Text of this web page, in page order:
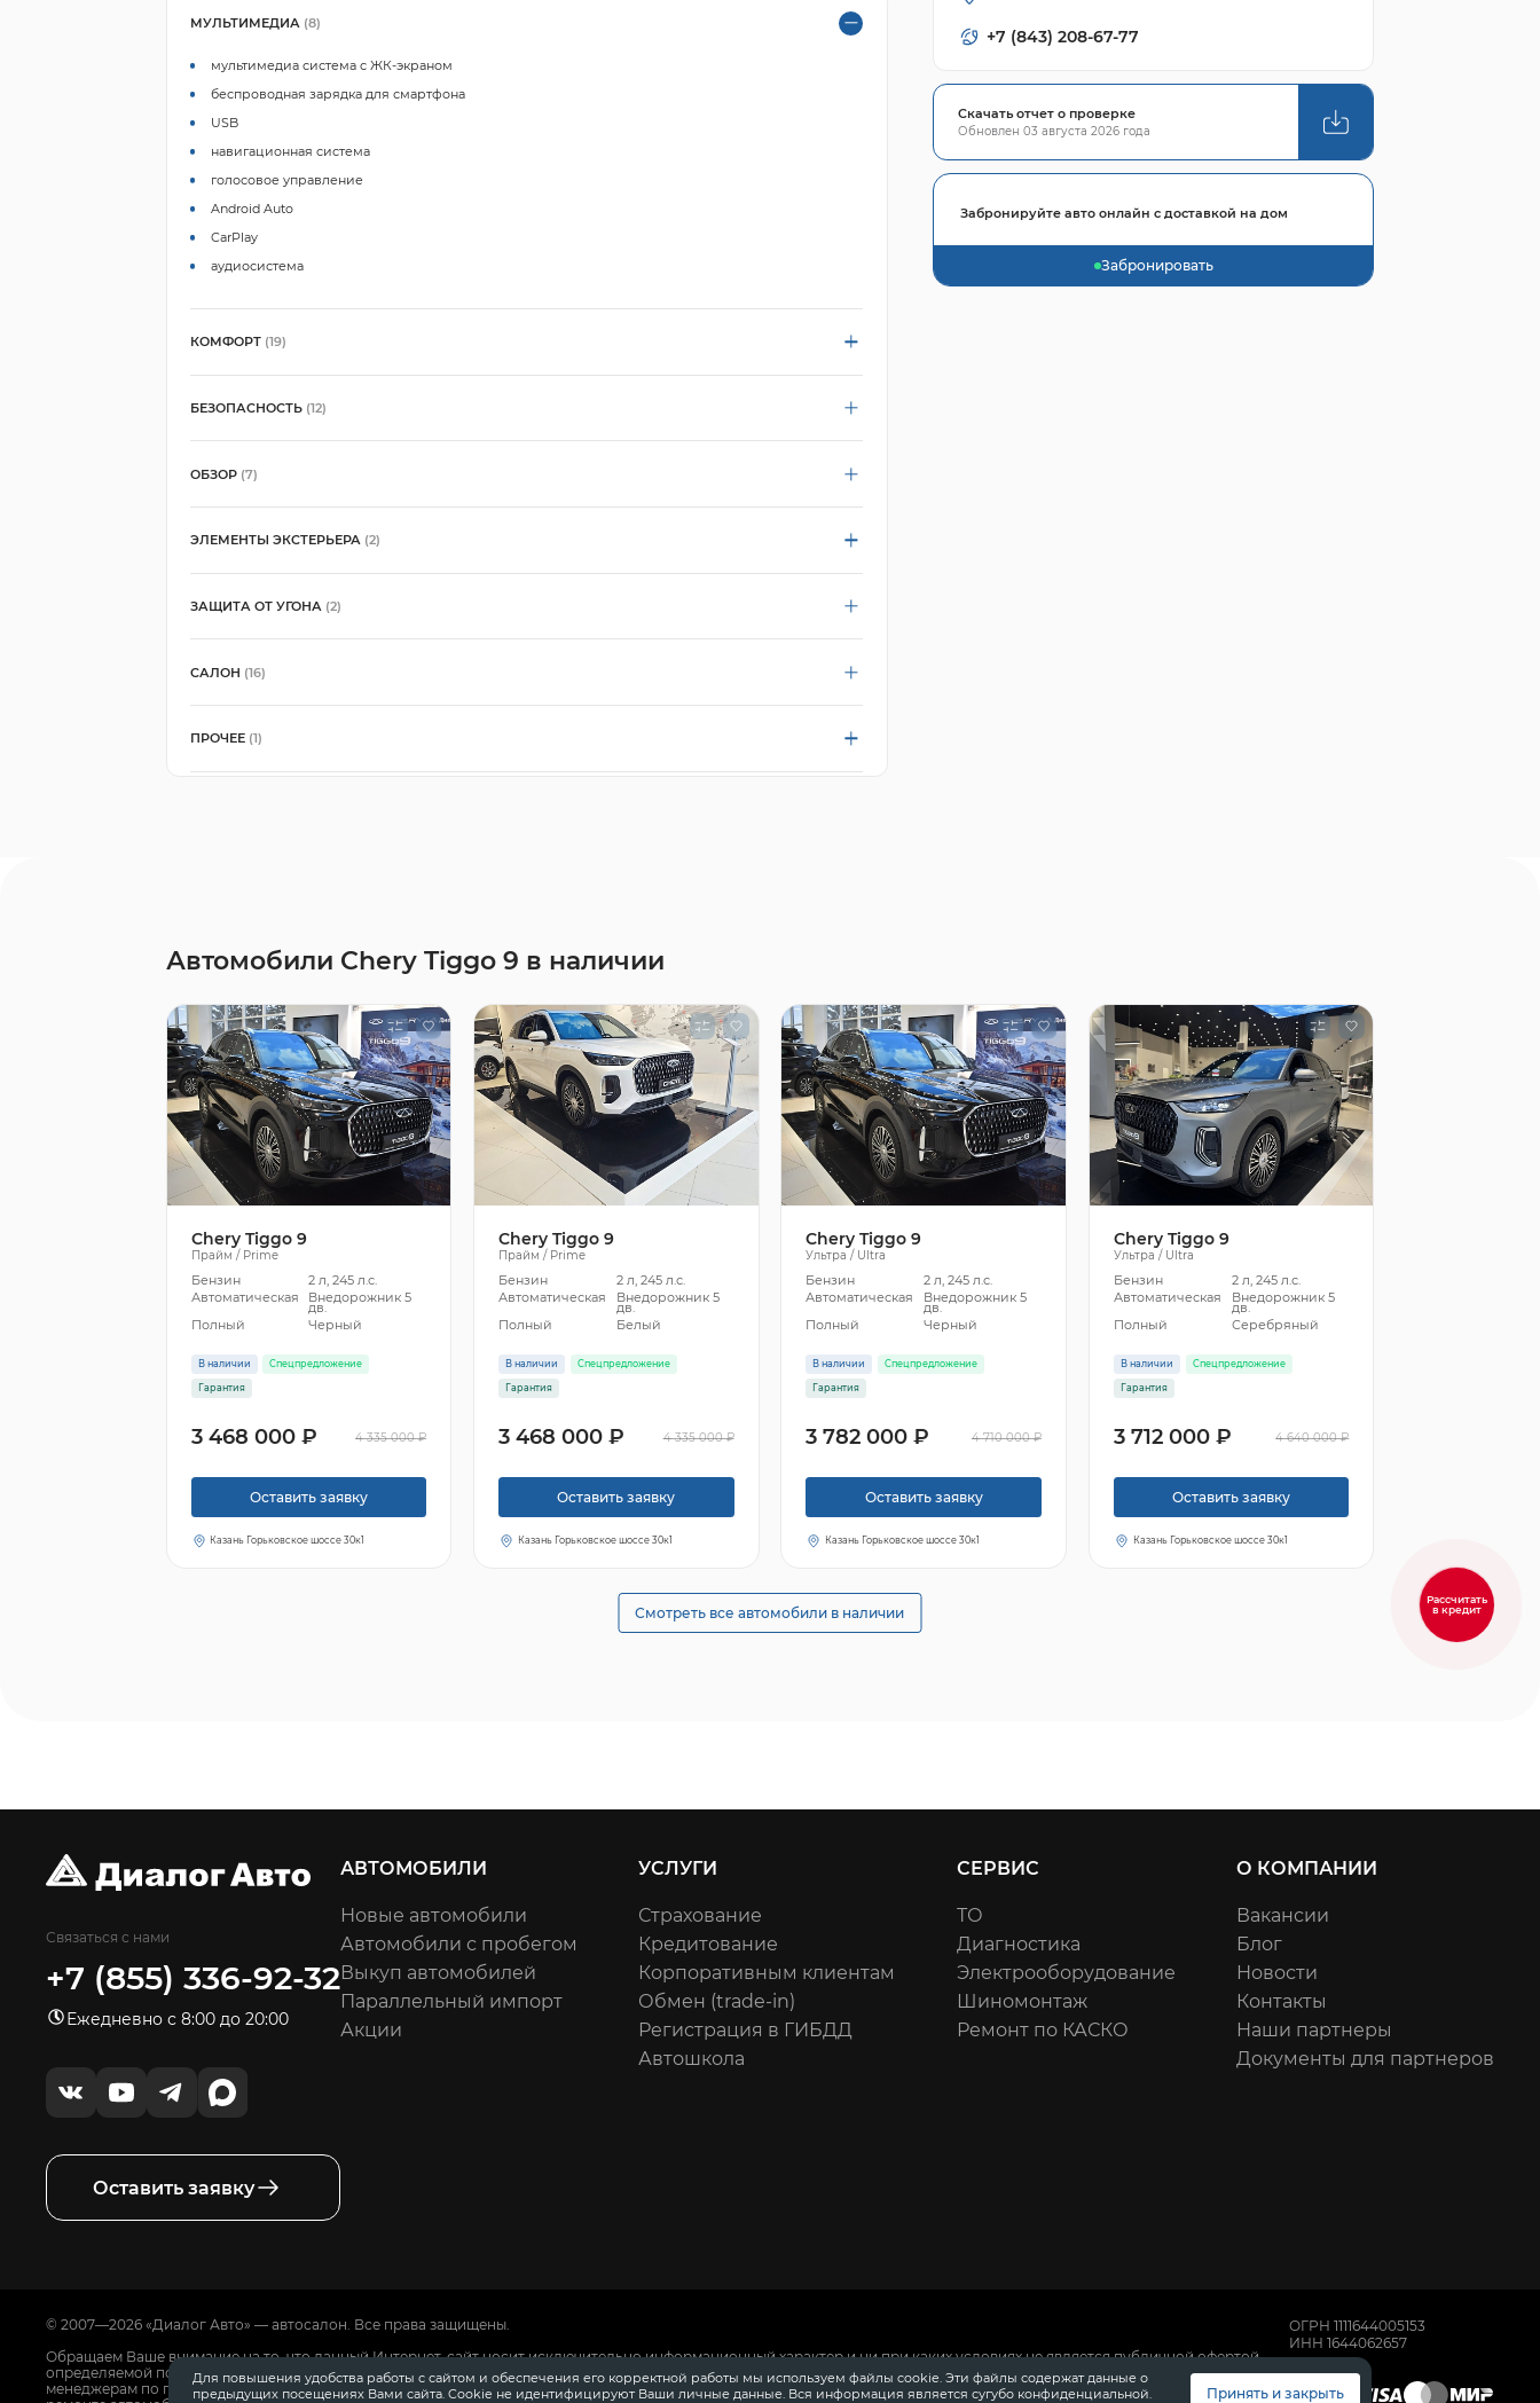
МУЛЬТИМЕДИА (8)
мультимедиа система с ЖК-экраном
беспроводная зарядка для смартфона
USB
навигационная система
голосовое управление
Android Auto
CarPlay
аудиосистема
КОМФОРТ (19)
БЕЗОПАСНОСТЬ (12)
ОБЗОР (7)
ЭЛЕМЕНТЫ ЭКСТЕРЬЕРА (2)
ЗАЩИТА ОТ УГОНА (2)
САЛОН (16)
ПРОЧЕЕ (1)
+7 (843) 208-67-77
Скачать отчет о проверке
Обновлен 03 августа 2026 года
Забронируйте авто онлайн с доставкой на дом
Забронировать
Автомобили Chery Tiggo 9 в наличии
Chery Tiggo 9
Прайм / Prime
Бензин
2 л, 245 л.с.
Автоматическая
Внедорожник 5
дв.
Полный
Черный
В наличии Спецпредложение
Гарантия
3 468 000 ₽ 4 335 000 ₽
Оставить заявку
Казань Горьковское шоссе 30к1
Chery Tiggo 9
Прайм / Prime
Бензин
2 л, 245 л.с.
Автоматическая
Внедорожник 5
дв.
Полный
Белый
В наличии Спецпредложение
Гарантия
3 468 000 ₽ 4 335 000 ₽
Оставить заявку
Казань Горьковское шоссе 30к1
Chery Tiggo 9
Ультра / Ultra
Бензин
2 л, 245 л.с.
Автоматическая
Внедорожник 5
дв.
Полный
Черный
В наличии Спецпредложение
Гарантия
3 782 000 ₽ 4 710 000 ₽
Оставить заявку
Казань Горьковское шоссе 30к1
Chery Tiggo 9
Ультра / Ultra
Бензин
2 л, 245 л.с.
Автоматическая
Внедорожник 5
дв.
Полный
Серебряный
В наличии Спецпредложение
Гарантия
3 712 000 ₽ 4 640 000 ₽
Оставить заявку
Казань Горьковское шоссе 30к1
Смотреть все автомобили в наличии
Связаться с нами
+7 (855) 336-92-32
Ежедневно с 8:00 до 20:00
Оставить заявку
АВТОМОБИЛИ
Новые автомобили
Автомобили с пробегом
Выкуп автомобилей
Параллельный импорт
Акции
УСЛУГИ
Страхование
Кредитование
Корпоративным клиентам
Обмен (trade-in)
Регистрация в ГИБДД
Автошкола
СЕРВИС
ТО
Диагностика
Электрооборудование
Шиномонтаж
Ремонт по КАСКО
О КОМПАНИИ
Вакансии
Блог
Новости
Контакты
Наши партнеры
Документы для партнеров
© 2007—2026 «Диалог Авто» — автосалон. Все права защищены.
Обращаем Ваше внимание на то, что данный Интернет-сайт носит исключительно информационный характер и ни при каких условиях не является публичной офертой,
определяемой положениями Статьи 437 Гражданского Кодекса Российской Федерации.Для получения подробной информации о стоимости автомобилей обращайтесь к
менеджерам по продажам автосалонов Диалог Авто. Для получения информации о приобретении автомобилей в кредит, страховании, техническом обслуживании и
ОГРН 1111644005153
ИНН 1644062657
Для повышения удобства работы с сайтом и обеспечения его корректной работы мы используем файлы cookie. Эти файлы содержат данные о
предыдущих посещениях Вами сайта. Cookie не идентифицируют Ваши личные данные. Вся информация является сугубо конфиденциальной.
Принять и закрыть
Рассчитать
в кредит